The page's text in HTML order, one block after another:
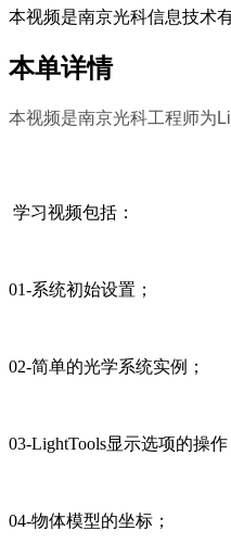
本视频是南京光科信息技术
本单详情
本视频是南京光科工程师为
学习视频包括：
01-系统初始设置；
02-简单的光学系统实例；
03-LightTools显示选项的操作
04-物体模型的坐标；